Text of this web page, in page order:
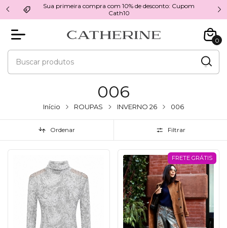
Cupom Sua compra segura
0
006
Início ROUPAS INVERNO 26 006
Ordenar Filtrar
FRETE GRÁTIS